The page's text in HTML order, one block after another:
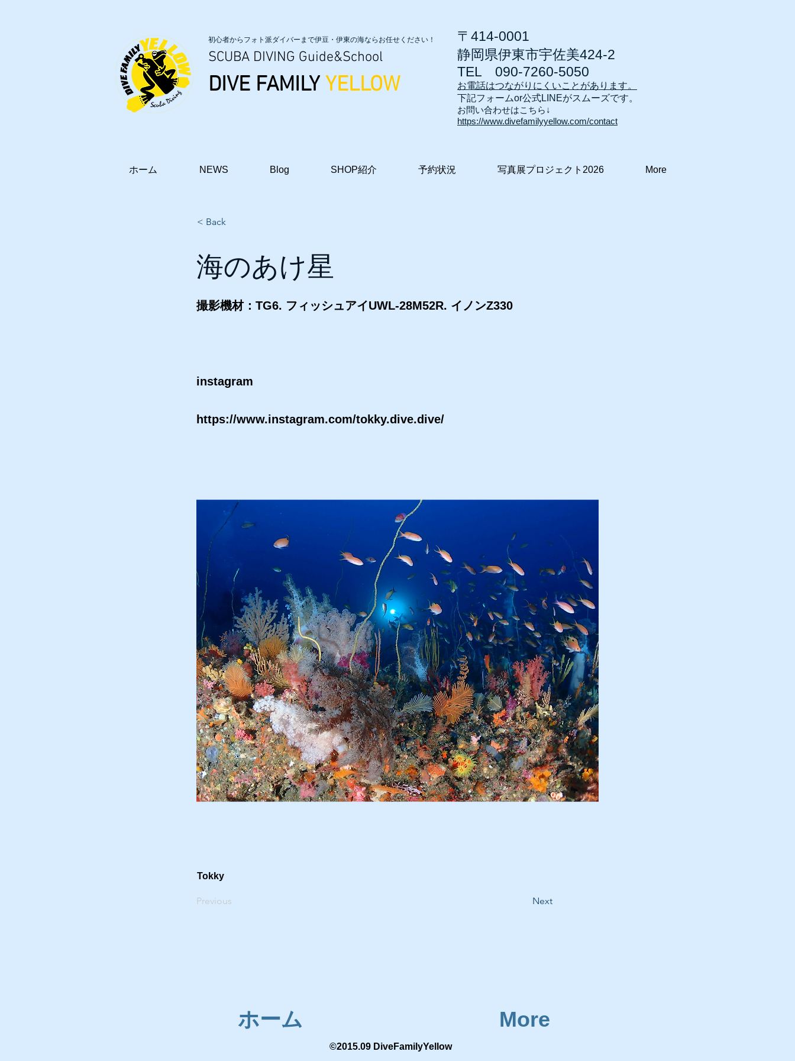
初心者からフォト派ダイバーまで伊豆・伊東の海ならお任せください！
SCUBA DIVING Guide&School
DIVE FAMILY YELLOW
〒414-0001
静岡県伊東市宇佐美424-2
TEL 090-7260-5050
お電話はつながりにくいことがあります。
​下記フォームor公式LINEがスムーズです。
お問い合わせはこちら↓
https://www.divefamilyyellow.com/contact
ホーム NEWS Blog SHOP紹介 予約状況 写真展プロジェクト2026 More
< Back
海のあけ星
撮影機材：TG6. フィッシュアイUWL-28M52R. イノンZ330
instagram
https://www.instagram.com/tokky.dive.dive/
Tokky
Previous Next
ホーム More
©2015.09 DiveFamilyYellow